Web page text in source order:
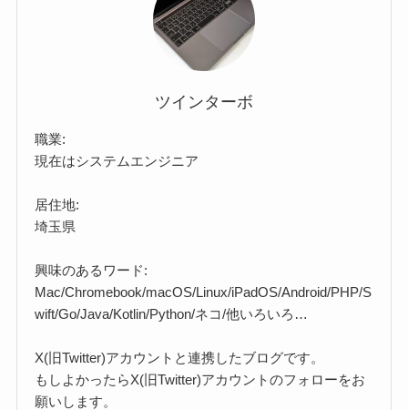
ツインターボ
職業:
現在はシステムエンジニア
居住地:
埼玉県
興味のあるワード:
Mac/Chromebook/macOS/Linux/iPadOS/Android/PHP/S
wift/Go/Java/Kotlin/Python/ネコ/他いろいろ…
X(旧Twitter)アカウントと連携したブログです。
もしよかったらX(旧Twitter)アカウントのフォローをお
願いします。